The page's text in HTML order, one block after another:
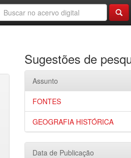
Sugestões de
Assunto
FONTES
GEOGRAFIA HISTÓRICA
Data de Publicação